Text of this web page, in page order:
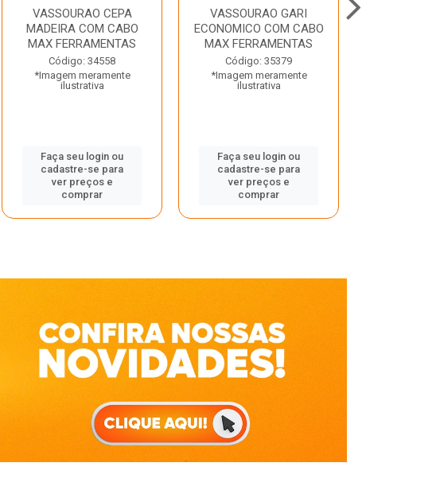
VASSOURAO CEPA
MADEIRA COM CABO
MAX FERRAMENTAS
Código: 34558
*Imagem meramente
ilustrativa
Faça seu login ou
cadastre-se para
ver preços e
comprar
VASSOURAO GARI
ECONOMICO COM CABO
MAX FERRAMENTAS
Código: 35379
*Imagem meramente
ilustrativa
Faça seu login ou
cadastre-se para
ver preços e
comprar